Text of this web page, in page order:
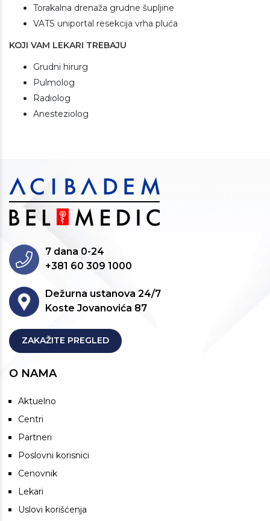
Torakalna drenaža grudne šupljine
VATS uniportal resekcija vrha pluća
KOJI VAM LEKARI TREBAJU
Grudni hirurg
Pulmolog
Radiolog
Anesteziolog
7 dana 0-24
+381 60 309 1000
Dežurna ustanova 24/7
Koste Jovanovića 87
ZAKAŽITE PREGLED
O NAMA
Aktuelno
Centri
Partneri
Poslovni korisnici
Cenovnik
Lekari
Uslovi korišćenja